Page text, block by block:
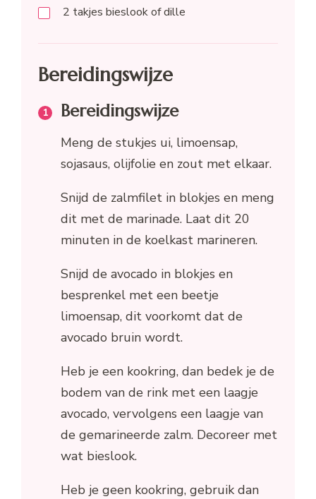
2 takjes bieslook of dille
Bereidingswijze
Bereidingswijze
Meng de stukjes ui, limoensap,
sojasaus, olijfolie en zout met elkaar.
Snijd de zalmfilet in blokjes en meng
dit met de marinade. Laat dit 20
minuten in de koelkast marineren.
Snijd de avocado in blokjes en
besprenkel met een beetje
limoensap, dit voorkomt dat de
avocado bruin wordt.
Heb je een kookring, dan bedek je de
bodem van de rink met een laagje
avocado, vervolgens een laagje van
de gemarineerde zalm. Decoreer met
wat bieslook.
Heb je geen kookring, gebruik dan